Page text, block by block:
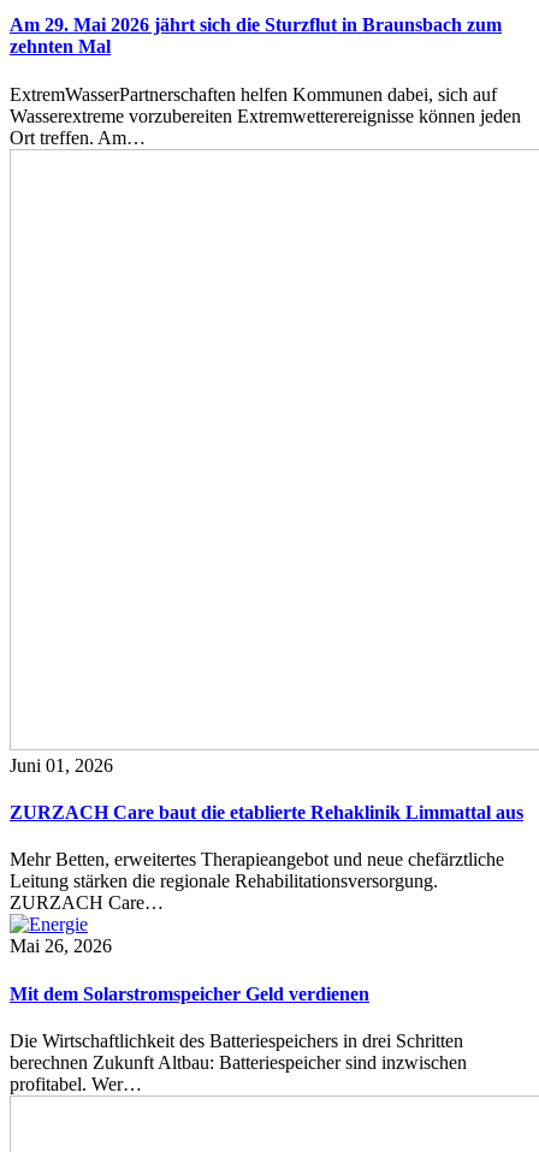
Am 29. Mai 2026 jährt sich die Sturzflut in Braunsbach zum
zehnten Mal
ExtremWasserPartnerschaften helfen Kommunen dabei, sich auf
Wasserextreme vorzubereiten Extremwetterereignisse können jeden
Ort treffen. Am…
Juni 01, 2026
ZURZACH Care baut die etablierte Rehaklinik Limmattal aus
Mehr Betten, erweitertes Therapieangebot und neue chefärztliche
Leitung stärken die regionale Rehabilitationsversorgung.
ZURZACH Care…
Mai 26, 2026
Mit dem Solarstromspeicher Geld verdienen
Die Wirtschaftlichkeit des Batteriespeichers in drei Schritten
berechnen Zukunft Altbau: Batteriespeicher sind inzwischen
profitabel. Wer…